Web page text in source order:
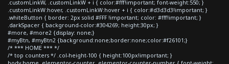
.customLinkW, .customLinkW + i { color:#fff!important; font-weight:550; }
.customLinkW:hover, .customLinkW:hover + i { color:#d3d3d3!important; }
.whiteButton { border: 2px solid #FFF !important; color: #fff!important; }
.darkSpacer { background-color:#304269; height:30px; }
#more, #more2 {display: none;}
#myBtn, #myBtn2 {background:none;border:none;color:#f26101;}
/* *** HOME *** */
/* top counters */ .col-height-100 { height:100px!important; }